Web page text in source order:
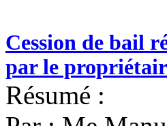
Cession de bail
par le
Résumé :